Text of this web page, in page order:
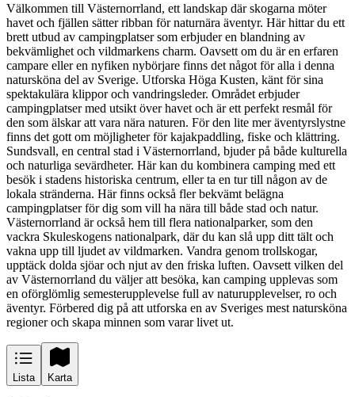
Välkommen till Västernorrland, ett landskap där skogarna möter
havet och fjällen sätter ribban för naturnära äventyr. Här hittar du ett
brett utbud av campingplatser som erbjuder en blandning av
bekvämlighet och vildmarkens charm. Oavsett om du är en erfaren
campare eller en nyfiken nybörjare finns det något för alla i denna
natursköna del av Sverige. Utforska Höga Kusten, känt för sina
spektakulära klippor och vandringsleder. Området erbjuder
campingplatser med utsikt över havet och är ett perfekt resmål för
den som älskar att vara nära naturen. För den lite mer äventyrslystne
finns det gott om möjligheter för kajakpaddling, fiske och klättring.
Sundsvall, en central stad i Västernorrland, bjuder på både kulturella
och naturliga sevärdheter. Här kan du kombinera camping med ett
besök i stadens historiska centrum, eller ta en tur till någon av de
lokala stränderna. Här finns också fler bekvämt belägna
campingplatser för dig som vill ha nära till både stad och natur.
Västernorrland är också hem till flera nationalparker, som den
vackra Skuleskogens nationalpark, där du kan slå upp ditt tält och
vakna upp till ljudet av vildmarken. Vandra genom trollskogar,
upptäck dolda sjöar och njut av den friska luften. Oavsett vilken del
av Västernorrland du väljer att besöka, kan camping upplevas som
en oförglömlig semesterupplevelse full av naturupplevelser, ro och
äventyr. Förbered dig på att utforska en av Sveriges mest natursköna
regioner och skapa minnen som varar livet ut.
Lista Karta